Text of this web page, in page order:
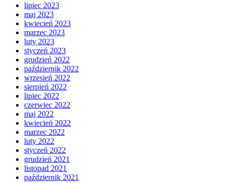
lipiec 2023
maj 2023
kwiecień 2023
marzec 2023
luty 2023
styczeń 2023
grudzień 2022
październik 2022
wrzesień 2022
sierpień 2022
lipiec 2022
czerwiec 2022
maj 2022
kwiecień 2022
marzec 2022
luty 2022
styczeń 2022
grudzień 2021
listopad 2021
październik 2021